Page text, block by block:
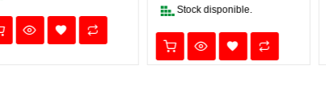
Stock disponible.